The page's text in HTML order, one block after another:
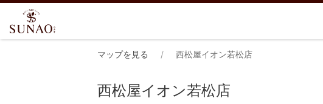
マップを見る 西松屋イオン若松店
西松屋イオン若松店